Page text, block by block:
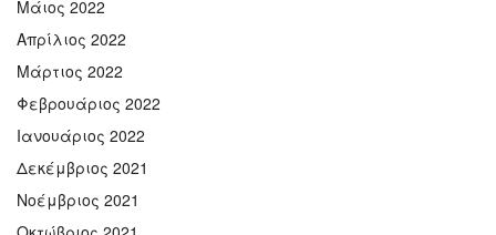
Μάιος 2022
Απρίλιος 2022
Μάρτιος 2022
Φεβρουάριος 2022
Ιανουάριος 2022
Δεκέμβριος 2021
Νοέμβριος 2021